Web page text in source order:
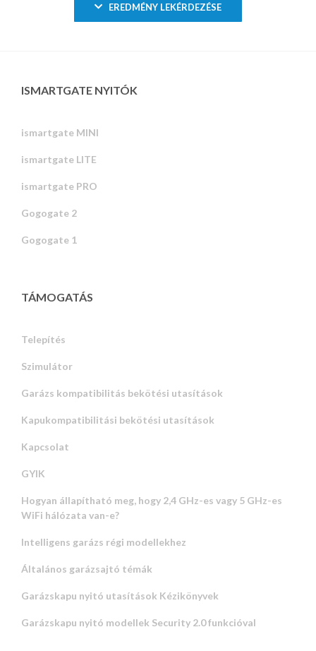
EREDMÉNY LEKÉRDEZÉSE
ISMARTGATE NYITÓK
ismartgate MINI
ismartgate LITE
ismartgate PRO
Gogogate 2
Gogogate 1
TÁMOGATÁS
Telepítés
Szimulátor
Garázs kompatibilitás bekötési utasítások
Kapukompatibilitási bekötési utasítások
Kapcsolat
GYIK
Hogyan állapítható meg, hogy 2,4 GHz-es vagy 5 GHz-es
WiFi hálózata van-e?
Intelligens garázs régi modellekhez
Általános garázsajtó témák
Garázskapu nyitó utasítások Kézikönyvek
Garázskapu nyitó modellek Security 2.0 funkcióval